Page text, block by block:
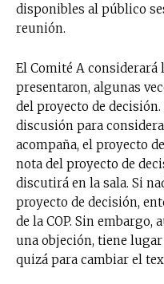
disponibles al público
reunión.
El Comité A considerará
presentaron, algunas
del proyecto de
discusión para
acompaña, el proyecto
nota del proyecto de
discutirá en la sala. Si
proyecto de decisión,
de la COP. Sin
una objeción, tiene
quizá para cambiar el